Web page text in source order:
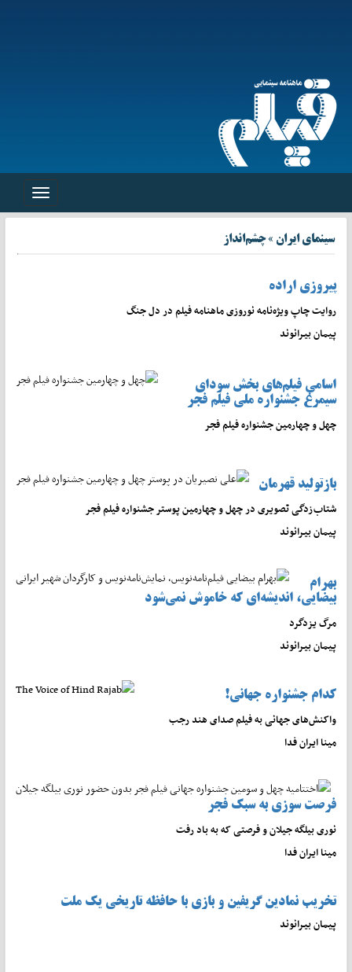
Toggle
سینمای ایران » چشم‌انداز
پیروزی اراده
روایت چاپ ویژه‌نامه نوروزی ماهنامه فیلم در دل جنگ
پیمان بیرانوند
اسامی فیلم‌های بخش سودای
سیمرغ جشنواره‌ ملی فیلم فجر
چهل و چهارمین جشنواره فیلم فجر
بازتولید قهرمان
شتاب‌زدگی تصویری در چهل و چهارمین پوستر جشنواره فیلم فجر
پیمان بیرانوند
بهرام
بیضایی، اندیشه‌ای که خاموش نمی‌شود
مرگ یزدگرد
پیمان بیرانوند
کدام جشنواره جهانی!
واکنش‌های جهانی به فیلم صدای هند رجب
مینا ایران فدا
فرصت سوزی به سبک فجر
نوری بیلگه جیلان و فرصتی که به باد رفت
مینا ایران فدا
تخریب نمادین گریفین و بازی با حافظه تاریخی یک ملت
پیمان بیرانوند